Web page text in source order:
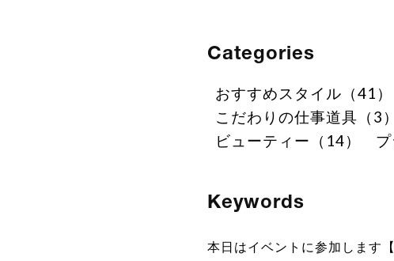
Categories
おすすめスタイル（41）
こだわりの仕事道具（3）
ビューティー（14）
Keywords
本日はイベントに参加します